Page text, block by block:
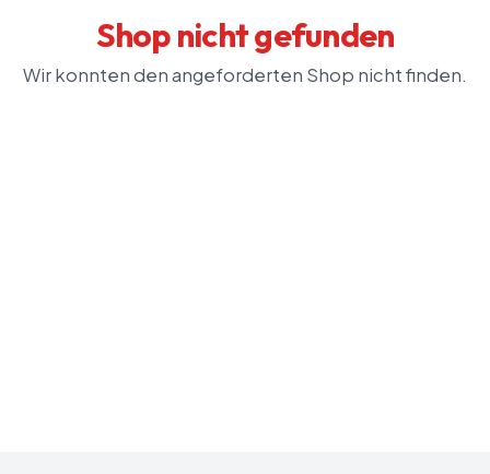
Shop nicht gefunden
Wir konnten den angeforderten Shop nicht finden.